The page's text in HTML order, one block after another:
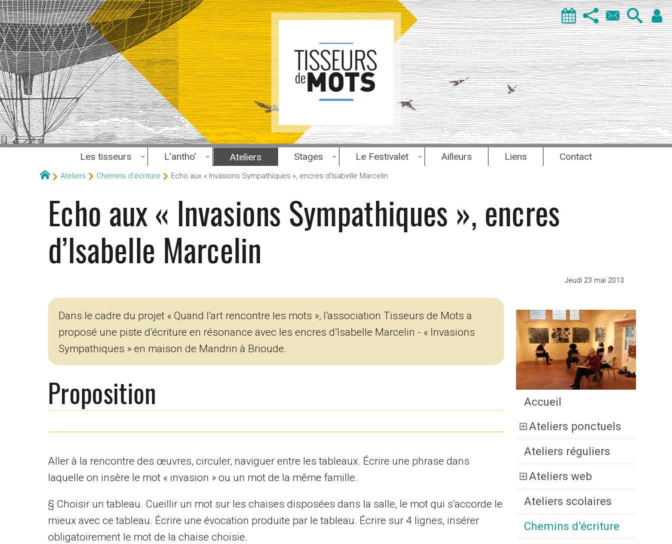
Les tisseurs L’antho’ Ateliers Stages Le Festivalet Ailleurs Liens Contact
Ateliers Chemins d’écriture Echo aux « Invasions Sympathiques », encres d’Isabelle Marcelin
Echo aux « Invasions Sympathiques », encres
d’Isabelle Marcelin
Jeudi 23 mai 2013
Dans le cadre du projet « Quand l’art rencontre les mots », l’association Tisseurs de Mots a
proposé une piste d’écriture en résonance avec les encres d’Isabelle Marcelin - « Invasions
Sympathiques » en maison de Mandrin à Brioude.
Proposition
Aller à la rencontre des œuvres, circuler, naviguer entre les tableaux. Écrire une phrase dans
laquelle on insère le mot « invasion » ou un mot de la même famille.
§ Choisir un tableau. Cueillir un mot sur les chaises disposées dans la salle, le mot qui s’accorde le
mieux avec ce tableau. Écrire une évocation produite par le tableau. Écrire sur 4 lignes, insérer
obligatoirement le mot de la chaise choisie.
Accueil
Ateliers ponctuels
Ateliers réguliers
Ateliers web
Ateliers scolaires
Chemins d’écriture